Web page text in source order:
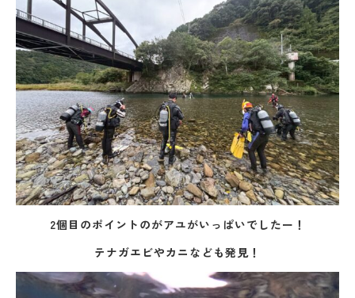
2個目のポイントのがアユがいっぱいでしたー！
テナガエビやカニなども発見！